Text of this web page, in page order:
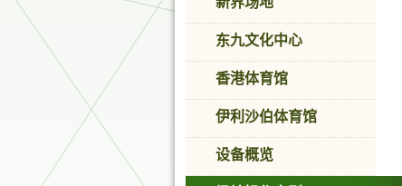
新界场地
东九文化中心
香港体育馆
伊利沙伯体育馆
设备概览